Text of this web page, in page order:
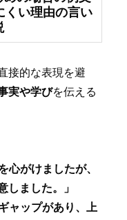
くい理由の言い
接的な表現を避
実や学びを伝える
心がけましたが、
しました。」
ャップがあり、上